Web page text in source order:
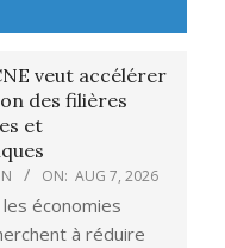
veut accélérer
des filières
et
ON: AUG 7, 2026
les économies
à réduire